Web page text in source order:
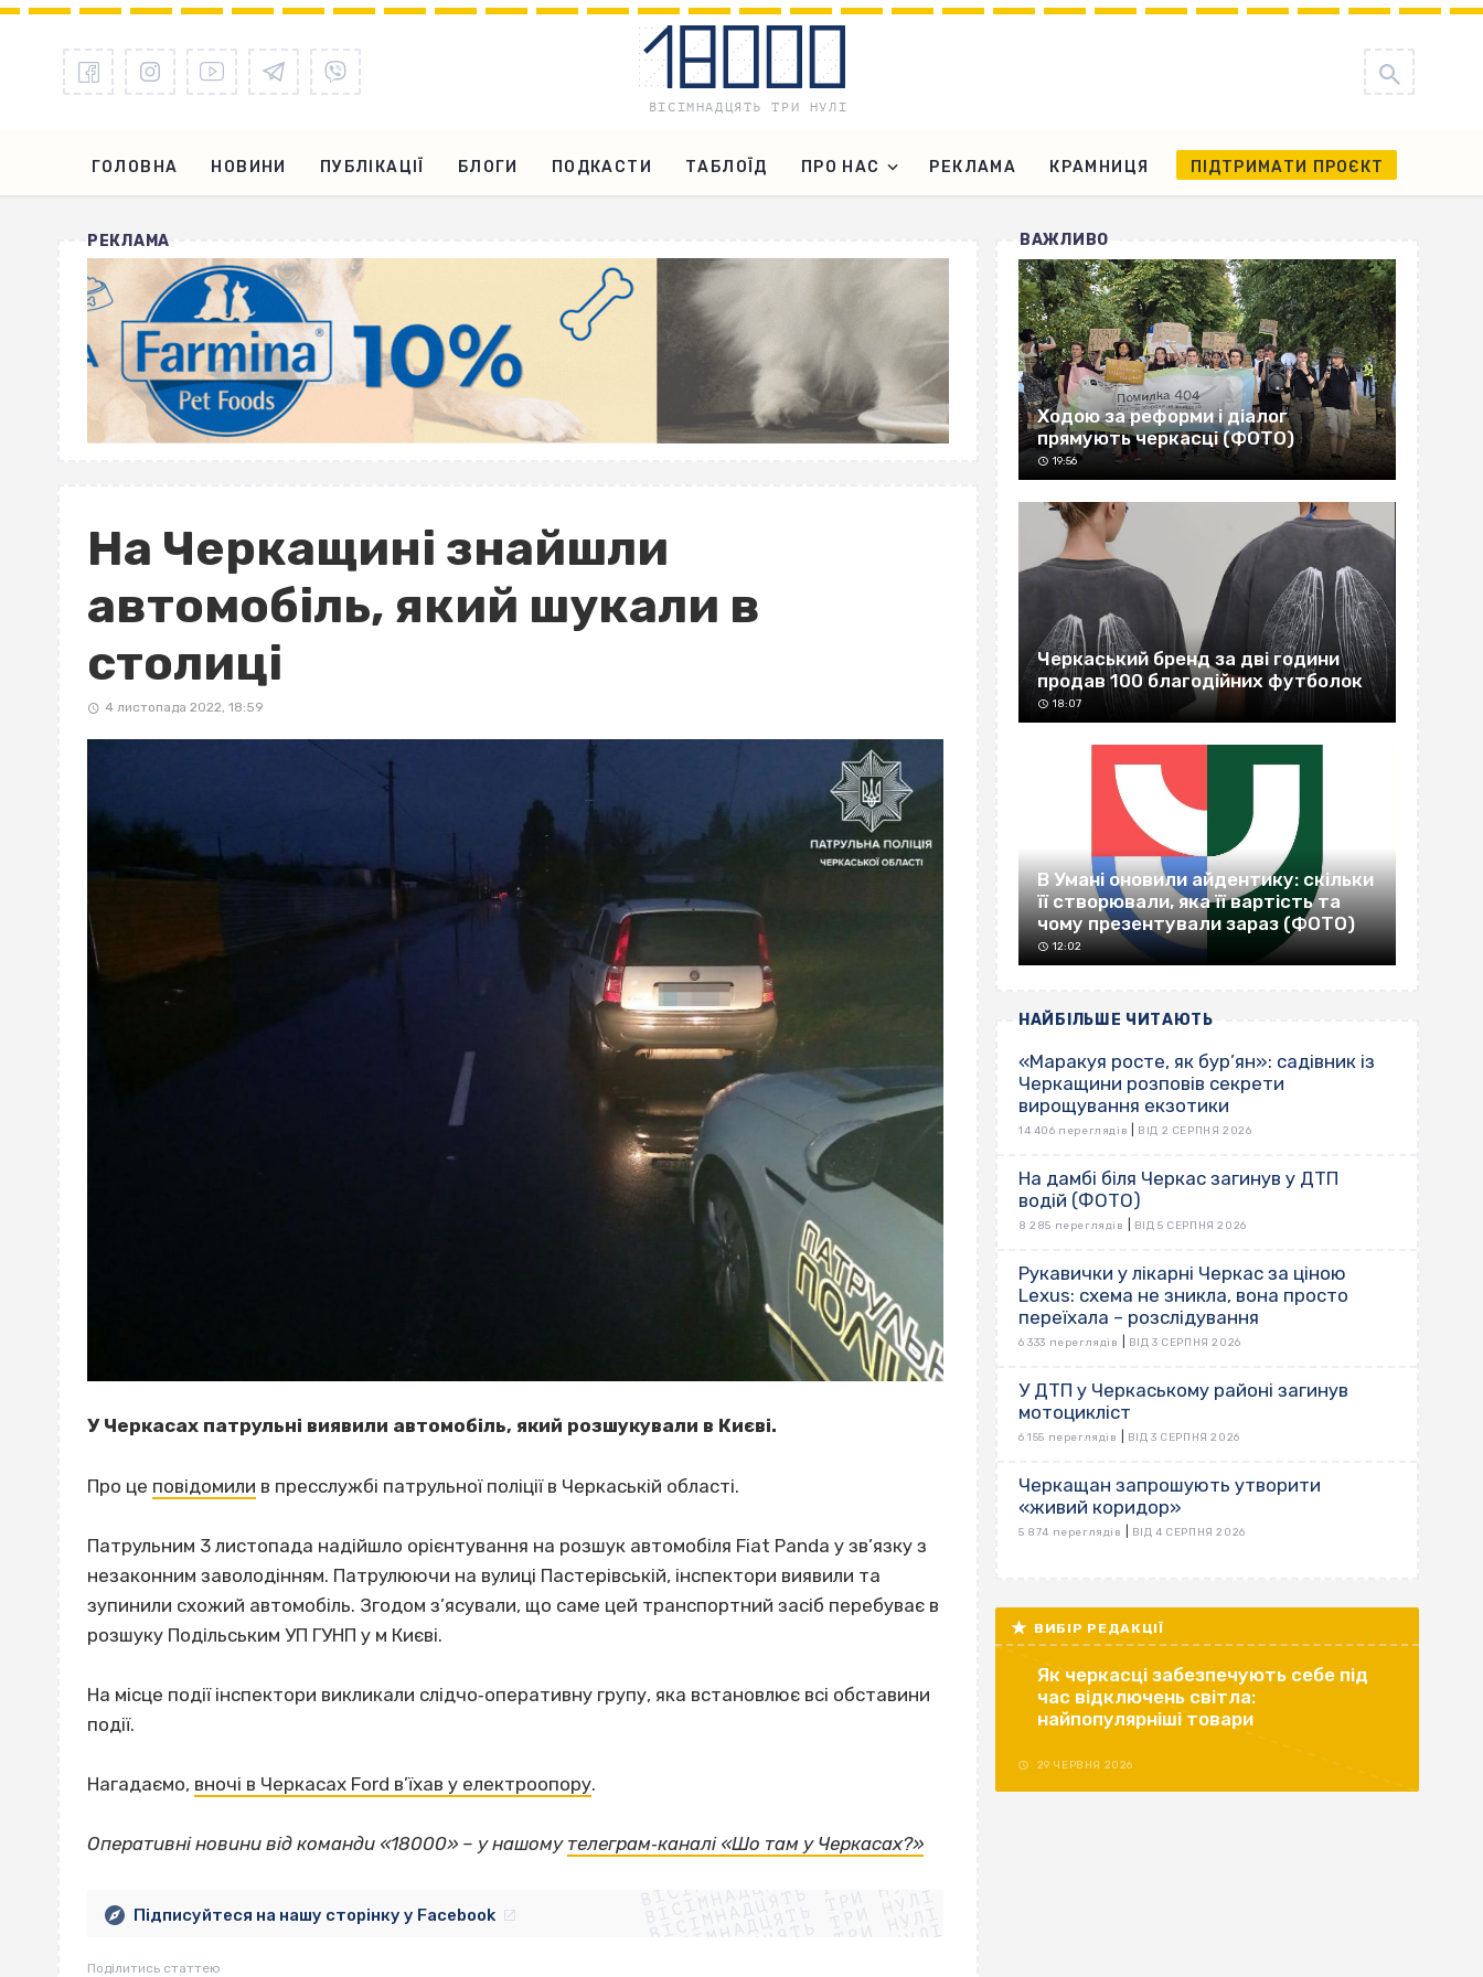
ГОЛОВНА НОВИНИ ПУБЛІКАЦІЇ БЛОГИ ПОДКАСТИ ТАБЛОЇД ПРО НАС РЕКЛАМА КРАМНИЦЯ ПІДТРИМАТИ ПРОЄКТ
РЕКЛАМА
На Черкащині знайшли
автомобіль, який шукали в
столиці
4 листопада 2022, 18:59
У Черкасах патрульні виявили автомобіль, який розшукували в Києві.
Про це повідомили в пресслужбі патрульної поліції в Черкаській області.
Патрульним 3 листопада надійшло орієнтування на розшук автомобіля Fiat Panda у зв’язку з
незаконним заволодінням. Патрулюючи на вулиці Пастерівській, інспектори виявили та
зупинили схожий автомобіль. Згодом з’ясували, що саме цей транспортний засіб перебуває в
розшуку Подільським УП ГУНП у м Києві.
На місце події інспектори викликали слідчо‐оперативну групу, яка встановлює всі обставини
події.
Нагадаємо, вночі в Черкасах Ford в’їхав у електроопору.
Оперативні новини від команди «18000» – у нашому телеграм‐каналі «Шо там у Черкасах?»
ВІСІМНАДЦЯТЬ ТРИ НУЛІ
ВІСІМНАДЦЯТЬ ТРИ НУЛІ
ВІСІМНАДЦЯТЬ ТРИ НУЛІ
ВІСІМНАДЦЯТЬ ТРИ НУЛІ
ВІСІМНАДЦЯТЬ ТРИ НУЛІ
ВІСІМНАДЦЯТЬ ТРИ НУЛІ
Підписуйтеся на нашу сторінку у Facebook
Поділитись статтею
ВАЖЛИВО
Ходою за реформи і діалог
прямують черкасці (ФОТО)
19:56
Черкаський бренд за дві години
продав 100 благодійних футболок
18:07
В Умані оновили айдентику: скільки
її створювали, яка її вартість та
чому презентували зараз (ФОТО)
12:02
НАЙБІЛЬШЕ ЧИТАЮТЬ
«Маракуя росте, як бур’ян»: садівник із
Черкащини розповів секрети
вирощування екзотики
14 406 переглядів ВІД 2 СЕРПНЯ 2026
На дамбі біля Черкас загинув у ДТП
водій (ФОТО)
8 285 переглядів ВІД 5 СЕРПНЯ 2026
Рукавички у лікарні Черкас за ціною
Lexus: схема не зникла, вона просто
переїхала – розслідування
6 333 переглядів ВІД 3 СЕРПНЯ 2026
У ДТП у Черкаському районі загинув
мотоцикліст
6 155 переглядів ВІД 3 СЕРПНЯ 2026
Черкащан запрошують утворити
«живий коридор»
5 874 переглядів ВІД 4 СЕРПНЯ 2026
ВИБІР РЕДАКЦІЇ
Як черкасці забезпечують себе під
час відключень світла:
найпопулярніші товари
29 ЧЕРВНЯ 2026